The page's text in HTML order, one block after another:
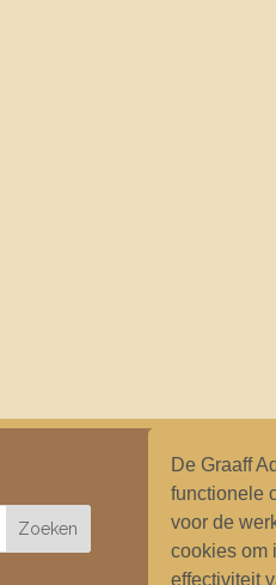
De Graaff
functionele
voor de
cookies om
effectiviteit